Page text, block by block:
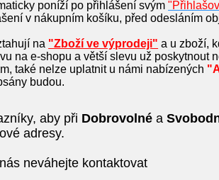
poníží po přihlášení svým
v nákupním košíku, před odesláním
na "Zboží ve výprodeji" a u zboží,
na e-shopu a větší slevu už poskytnout
také nelze uplatnit u námi nabízených
budou.
aby při Dobrovolné a
adresy.
neváhejte kontaktovat